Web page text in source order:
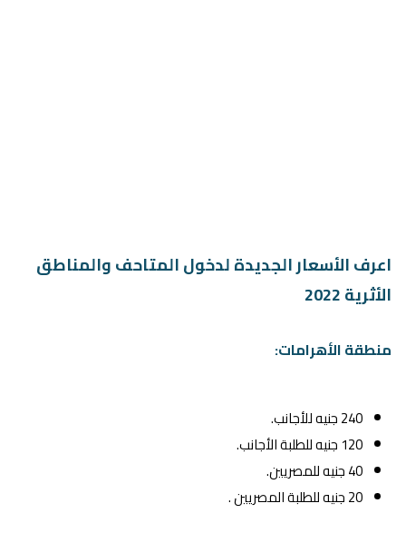
اعرف الأسعار الجديدة لدخول المتاحف والمناطق
الأثرية 2022
منطقة الأهرامات:
240 جنيه للأجانب.
120 جنيه للطلبة الأجانب.
40 جنيه للمصريين.
20 جنيه للطلبة المصريين .